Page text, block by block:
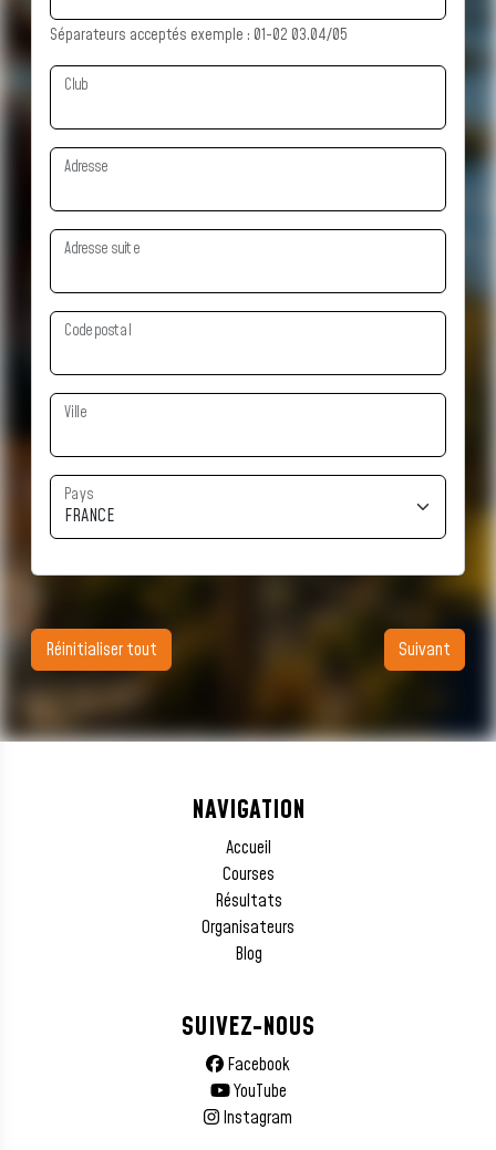
Séparateurs acceptés exemple : 01-02 03.04/05
Club
Adresse
Adresse suite
Code postal
Ville
Pays
Réinitialiser tout Suivant
NAVIGATION
Accueil
Courses
Résultats
Organisateurs
Blog
SUIVEZ-NOUS
Facebook
YouTube
Instagram